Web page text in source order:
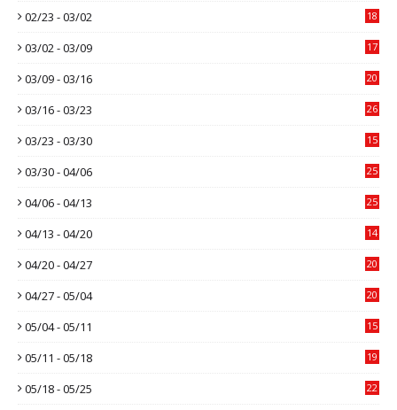
02/23 - 03/02 18
03/02 - 03/09 17
03/09 - 03/16 20
03/16 - 03/23 26
03/23 - 03/30 15
03/30 - 04/06 25
04/06 - 04/13 25
04/13 - 04/20 14
04/20 - 04/27 20
04/27 - 05/04 20
05/04 - 05/11 15
05/11 - 05/18 19
05/18 - 05/25 22